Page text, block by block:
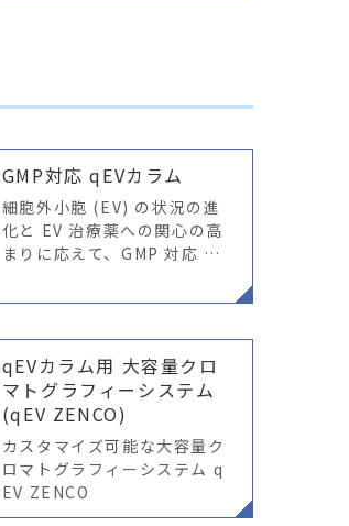
GMP対応 qEVカラム
細胞外小胞 (EV) の状況の進
化と EV 治療薬への関心の高
まりに応えて、GMP 対応 qE
（現在、qEV2、qEV10、qE
カラムのみご用
qEVカラム用 大容量クロ
マトグラフィーシステム
(qEV ZENCO)
カスタマイズ可能な大容量ク
ロマトグラフィーシステム q
EV ZENCO